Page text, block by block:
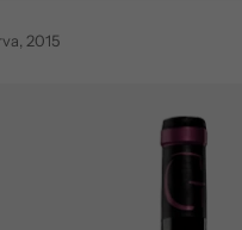
2015